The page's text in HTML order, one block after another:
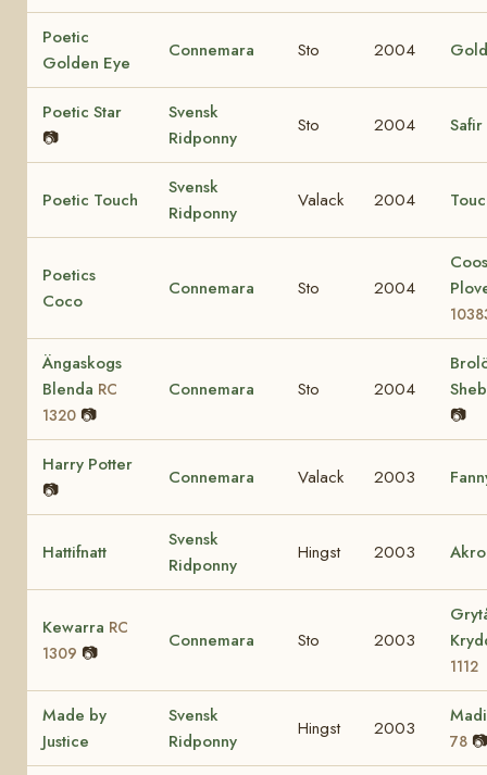
Poetic
Golden Eye
Connemara Sto 2004
Poetic Star
📷
Svensk
Ridponny
Sto 2004 Safir
Poetic Touch
Svensk
Ridponny
Valack 2004
Poetics
Coco
Connemara Sto 2004
Ängaskogs
Blenda RC
1320 📷
Connemara Sto 2004
📷
Harry Potter
📷
Connemara Valack 2003
Hattifnatt
Svensk
Ridponny
Hingst 2003
Kewarra RC
1309 📷
Connemara Sto 2003
1112
Made by
Justice
Svensk
Ridponny
Hingst 2003
78 📷